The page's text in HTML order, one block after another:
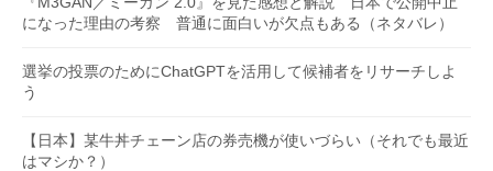
になった理由の考察 普通に面白いが欠点もある（ネタバレ）
選挙の投票のためにChatGPTを活用して候補者をリサーチしよ
う
【日本】某牛丼チェーン店の券売機が使いづらい（それでも最近
はマシか？）